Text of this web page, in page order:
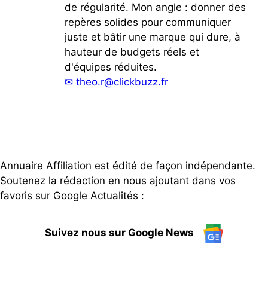
de régularité. Mon angle : donner des
repères solides pour communiquer
juste et bâtir une marque qui dure, à
hauteur de budgets réels et
d'équipes réduites.
✉ theo.r@clickbuzz.fr
Annuaire Affiliation est édité de façon indépendante.
Soutenez la rédaction en nous ajoutant dans vos
favoris sur Google Actualités :
Suivez nous sur Google News